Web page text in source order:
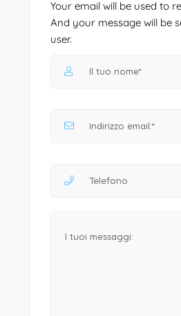
Your email will be used to
And your message will be
user.